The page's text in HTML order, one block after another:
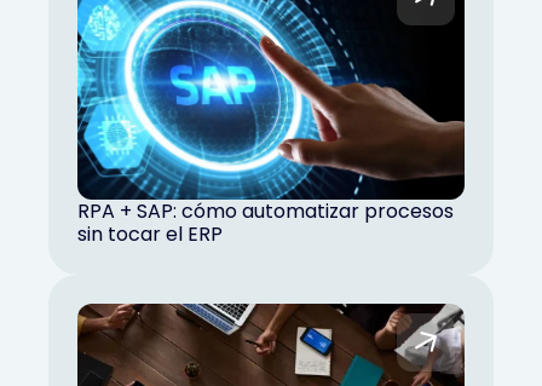
RPA + SAP: cómo automatizar procesos
sin tocar el ERP